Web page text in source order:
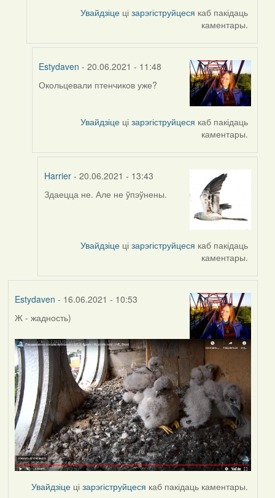
Увайдзіце цізарэгіструйцеся каб пакідаць
каментары.
Estydaven - 20.06.2021 - 11:48
In
Окольцевали птенчиков уже?
Увайдзіце цізарэгіструйцеся каб пакідаць
каментары.
Harrier - 20.06.2021 - 13:43
In
Estydaven
Здаецца не. Але не ўпэўнены.
Увайдзіце цізарэгіструйцеся каб пакідаць
каментары.
Estydaven - 16.06.2021 - 10:53
Ж - жадность)
Увайдзіце цізарэгіструйцеся каб пакідаць каментары.